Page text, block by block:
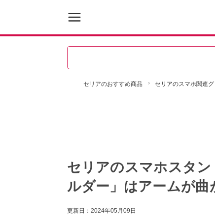
セリアのおすすめ商品 セリアのスマホ関連グ
セリアのスマホスタ
ルダー」はアームが曲
更新日： 2024年05月09日